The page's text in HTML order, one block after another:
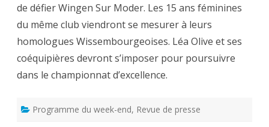
de défier Wingen Sur Moder. Les 15 ans féminines
du même club viendront se mesurer à leurs
homologues Wissembourgeoises. Léa Olive et ses
coéquipières devront s’imposer pour poursuivre
dans le championnat d’excellence.
Programme du week-end, Revue de presse